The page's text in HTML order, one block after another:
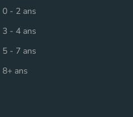
0 - 2 ans
3 - 4 ans
5 - 7 ans
8+ ans